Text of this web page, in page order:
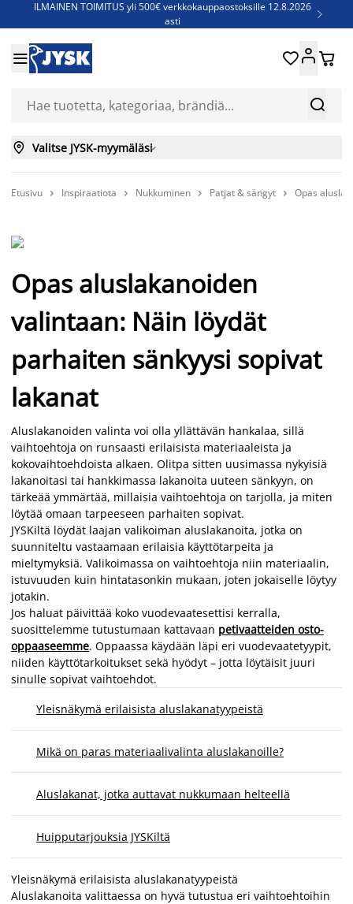
ILMAINEN TOIMITUS yli 500€ verkkokauppaostoksille 12.8.2026
asti

Jenkkisänkyjä - Säästä jopa 60%


 
 Valitse JYSK-myymäläsi
Etusivu  Inspiraatiota  Nukkuminen  Patjat & sängyt  Opas
Opas aluslakanoiden
valintaan: Näin löydät
parhaiten sänkyysi sopivat
lakanat
Aluslakanoiden valinta voi olla yllättävän hankalaa, sillä
vaihtoehtoja on runsaasti erilaisista materiaaleista ja
kokovaihtoehdoista alkaen. Olitpa sitten uusimassa nykyisiä
lakanoitasi tai hankkimassa lakanoita uuteen sänkyyn, on
tärkeää ymmärtää, millaisia vaihtoehtoja on tarjolla, ja miten
löytää omaan tarpeeseen parhaiten sopivat.
JYSKiltä löydät laajan valikoiman aluslakanoita, jotka on
suunniteltu vastaamaan erilaisia käyttötarpeita ja
mieltymyksiä. Valikoimassa on vaihtoehtoja niin materiaalin,
istuvuuden kuin hintatasonkin mukaan, joten jokaiselle löytyy
jotakin.
Jos haluat päivittää koko vuodevaatesettisi kerralla,
suosittelemme tutustumaan kattavaan petivaatteiden osto-
oppaaseemme. Oppaassa käydään läpi eri vuodevaatetyypit,
niiden käyttötarkoitukset sekä hyödyt – jotta löytäisit juuri
sinulle sopivat vaihtoehdot.
Yleisnäkymä erilaisista aluslakanatyypeistä
Mikä on paras materiaalivalinta aluslakanoille?
Aluslakanat, jotka auttavat nukkumaan helteellä
Huipputarjouksia JYSKiltä
Yleisnäkymä erilaisista aluslakanatyypeistä
Aluslakanoita valittaessa on hyvä tutustua eri vaihtoehtoihin